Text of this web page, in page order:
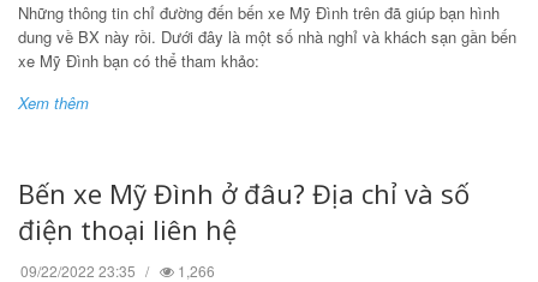
Những thông tin chỉ đường đến bến xe Mỹ Đình trên đã giúp bạn hình
dung về BX này rồi. Dưới đây là một số nhà nghỉ và khách sạn gần bến
xe Mỹ Đình bạn có thể tham khảo:
Xem thêm
Bến xe Mỹ Đình ở đâu? Địa chỉ và số
điện thoại liên hệ
09/22/2022 23:35 1,266